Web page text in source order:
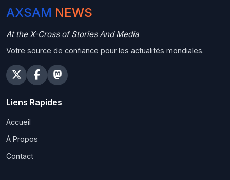
AXSAM NEWS
At the X-Cross of Stories And Media
Votre source de confiance pour les actualités mondiales.
Liens Rapides
Accueil
À Propos
Contact